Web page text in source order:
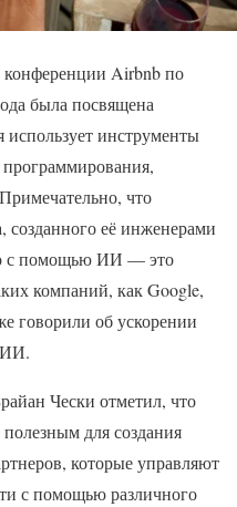
конференции Airbnb по
была посвящена
инструменты
программирования,
что
созданного её инженерами
с помощью ИИ — это
компаний, как Google,
говорили об ускорении
ИИ.
Чески отметил, что
для создания
которые управляют
с помощью различного